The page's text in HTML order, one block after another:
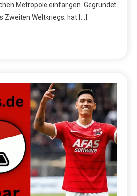
Metropole einfangen. Gegründet
Zweiten Weltkriegs, hat […]